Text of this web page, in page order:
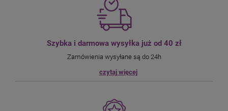
Szybka i darmowa wysyłka już od 40 zł
Zamówienia wysyłane są do 24h
czytaj więcej